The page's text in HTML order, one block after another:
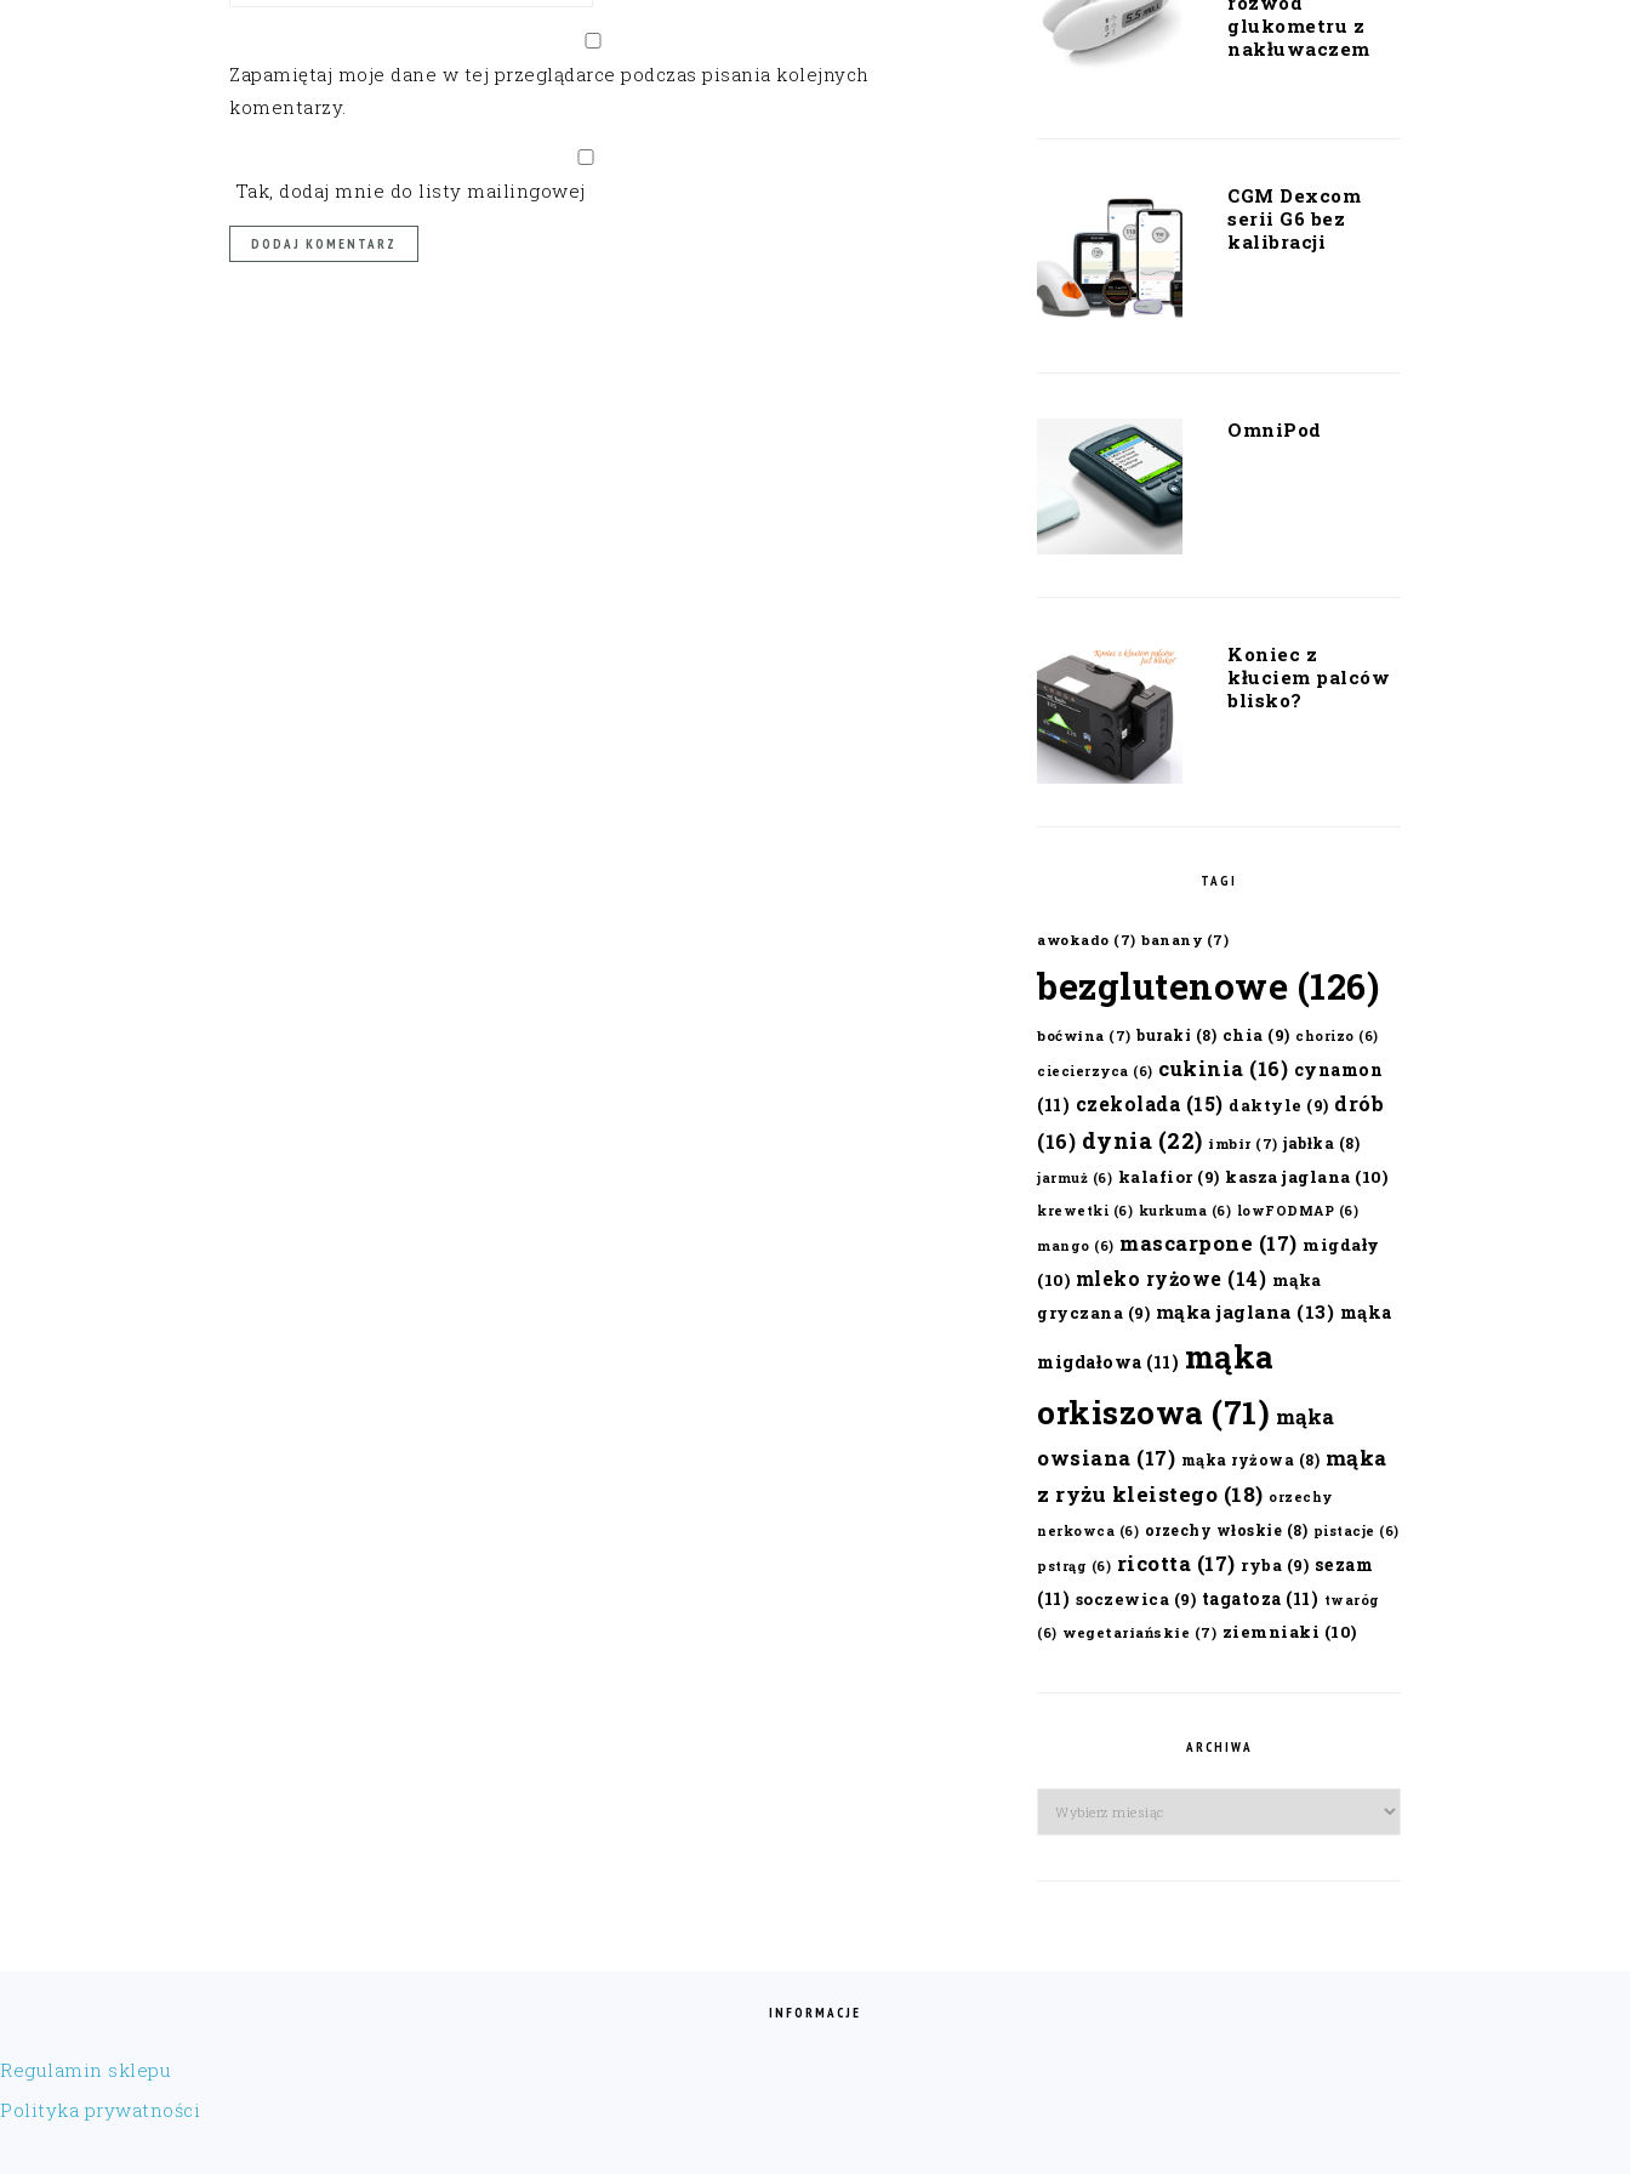
Zapamiętaj moje dane w tej przeglądarce podczas pisania kolejnych
komentarzy.
Tak, dodaj mnie do listy mailingowej
glukometru z
nakłuwaczem
CGM Dexcom
serii G6 bez
kalibracji
OmniPod
Koniec z
kłuciem palców
blisko?
TAGI
awokado (7) banany (7)
bezglutenowe (126)
boćwina (7) buraki (8) chia (9) chorizo (6)
ciecierzyca (6) cukinia (16) cynamon
(11) czekolada (15) daktyle (9) drób
(16) dynia (22) imbir (7) jabłka (8)
jarmuż (6) kalafior(9) kasza jaglana (10)
krewetki (6) kurkuma (6) lowFODMAP (6)
mango (6) mascarpone (17) migdały
(10) mleko ryżowe (14) mąka
gryczana (9) mąka jaglana (13) mąka
migdałowa (11) mąka
orkiszowa (71) mąka
owsiana (17) mąka ryżowa (8) mąka
z ryżu kleistego (18) orzechy
nerkowca (6) orzechy włoskie (8) pistacje (6)
pstrąg (6) ricotta (17) ryba (9) sezam
(11) soczewica (9) tagatoza (11) twaróg
(6) wegetariańskie (7) ziemniaki (10)
ARCHIWA
Archiwa
INFORMACJE
Regulamin sklepu
Polityka prywatności